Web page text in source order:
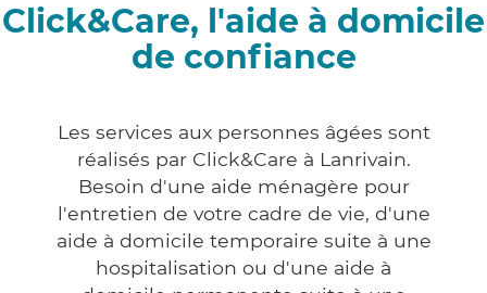
Click&Care, l'aide à domicile
de confiance
Les services aux personnes âgées sont
réalisés par Click&Care à Lanrivain.
Besoin d'une aide ménagère pour
l'entretien de votre cadre de vie, d'une
aide à domicile temporaire suite à une
hospitalisation ou d'une aide à